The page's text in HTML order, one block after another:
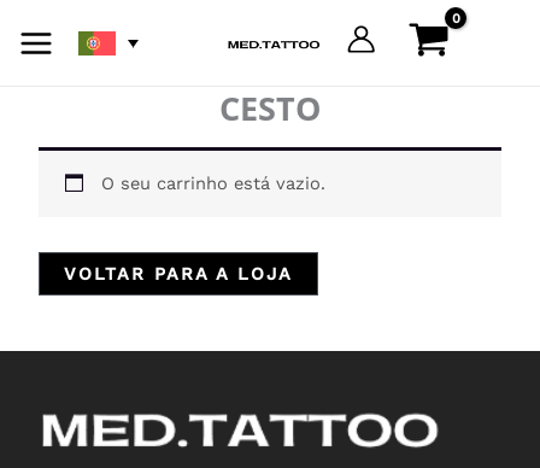
CESTO
O seu carrinho está vazio.
VOLTAR PARA A LOJA